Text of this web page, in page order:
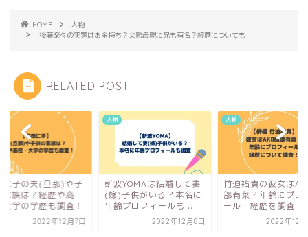
HOME
人物
後藤楽々の実家はお金持ち？父親母親に兄も有名？経歴についても
RELATED POST
仁子の夫(旦那)や子
家族は？経歴や高
大学の学歴も調査！
2022年12月7日
人物
斬波YOMAは結婚して妻
(嫁)子供がいる？本名に
年齢プロフィールも...
2022年12月8日
人物
竹迫祐貴の彼女は
部有菜？年齢にプロ
ール・経歴を調査！
2022年12